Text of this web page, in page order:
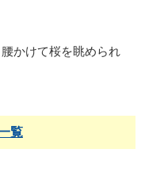
かけて桜を眺められ
覧